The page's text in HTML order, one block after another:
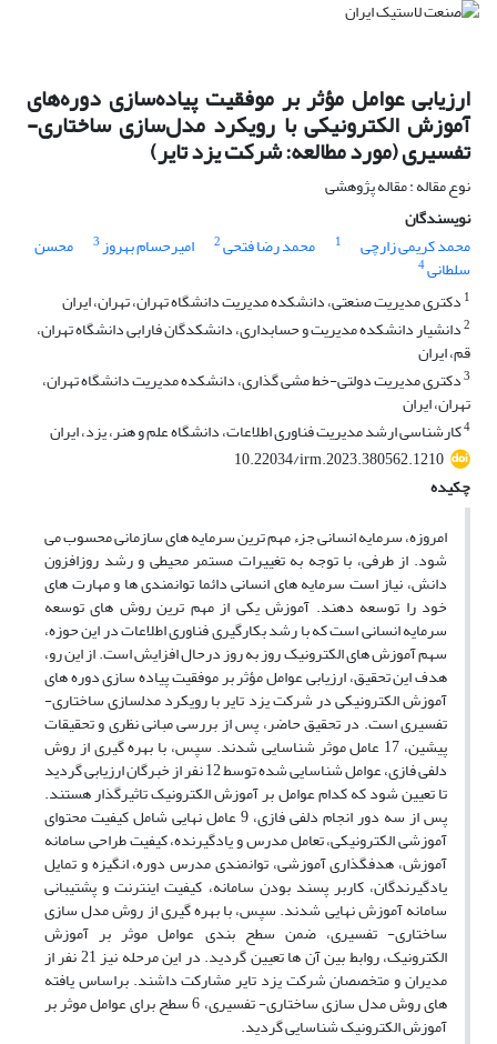
ارزیابی عوامل مؤثر بر موفقیت پیاده‌سازی دوره‌های
آموزش الکترونیکی با رویکرد مدل‌سازی ساختاری-
تفسیری (مورد مطالعه: شرکت یزد تایر)
نوع مقاله : مقاله پژوهشی
نویسندگان
محمد کریمی زارچی
1 محمد رضا فتحی2 امیرحسام بهروز3 محسن
سلطانی4
1 دکتری مدیریت صنعتی، دانشکده مدیریت دانشگاه تهران، تهران، ایران
2دانشیار دانشکده مدیریت و حسابداری، دانشکدگان فارابی دانشگاه تهران،
قم، ایران
3دکتری مدیریت دولتی-خط مشی گذاری، دانشکده مدیریت دانشگاه تهران،
تهران، ایران
4کارشناسی ارشد مدیریت فناوری اطلاعات، دانشگاه علم و هنر، یزد، ایران
10.22034/irm.2023.380562.1210
چکیده
امروزه، سرمایه انسانی جزء مهم ترین سرمایه های سازمانی محسوب می
شود. از طرفی، با توجه به تغییرات مستمر محیطی و رشد روزافزون
دانش، نیاز است سرمایه های انسانی دائما توانمندی ها و مهارت های
خود را توسعه دهند. آموزش یکی از مهم ترین روش های توسعه
سرمایه انسانی است که با رشد بکارگیری فناوری اطلاعات در این حوزه،
سهم آموزش های الکترونیک روز به روز درحال افزایش است. از این رو،
هدف این تحقیق، ارزیابی عوامل مؤثر بر موفقیت پیاده سازی دوره های
آموزش الکترونیکی در شرکت یزد تایر با رویکرد مدلسازی ساختاری-
تفسیری است. در تحقیق حاضر، پس از بررسی مبانی نظری و تحقیقات
پیشین، 17 عامل موثر شناسایی شدند. سپس، با بهره گیری از روش
دلفی فازی، عوامل شناسایی شده توسط 12 نفر از خبرگان ارزیابی گردید
تا تعیین شود که کدام عوامل بر آموزش الکترونیک تاثیرگذار هستند.
پس از سه دور انجام دلفی فازی، 9 عامل نهایی شامل کیفیت محتوای
آموزشی الکترونیکی، تعامل مدرس و یادگیرنده، کیفیت طراحی سامانه
آموزش، هدفگذاری آموزشی، توانمندی مدرس دوره، انگیزه و تمایل
یادگیرندگان، کاربر پسند بودن سامانه، کیفیت اینترنت و پشتیبانی
سامانه آموزش نهایی شدند. سپس، با بهره گیری از روش مدل سازی
ساختاری- تفسیری، ضمن سطح بندی عوامل موثر بر آموزش
الکترونیک، روابط بین آن ها تعیین گردید. در این مرحله نیز 21 نفر از
مدیران و متخصصان شرکت یزد تایر مشارکت داشند. براساس یافته
های روش مدل سازی ساختاری- تفسیری، 6 سطح برای عوامل موثر بر
آموزش الکترونیک شناسایی گردید.